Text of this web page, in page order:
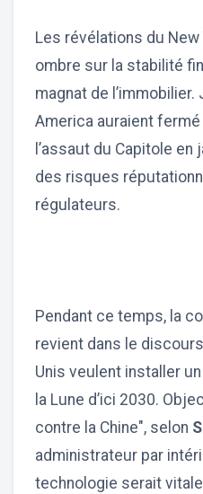
Les révélations du
ombre sur la stabilité
magnat de
America auraient
l’assaut du Capitole
des risques
régulateurs.
Pendant ce temps, la
revient dans le
Unis veulent installer
la Lune d’ici 2030.
contre la Chine", selon
administrateur par
technologie serait